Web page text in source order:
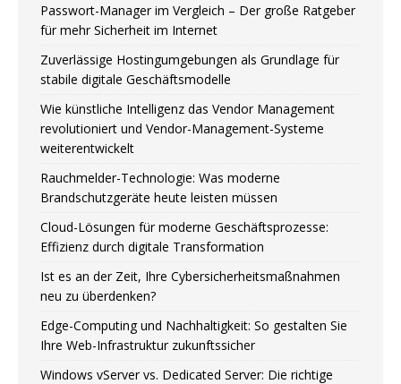
Passwort-Manager im Vergleich – Der große Ratgeber
für mehr Sicherheit im Internet
Zuverlässige Hostingumgebungen als Grundlage für
stabile digitale Geschäftsmodelle
Wie künstliche Intelligenz das Vendor Management
revolutioniert und Vendor-Management-Systeme
weiterentwickelt
Rauchmelder-Technologie: Was moderne
Brandschutzgeräte heute leisten müssen
Cloud-Lösungen für moderne Geschäftsprozesse:
Effizienz durch digitale Transformation
Ist es an der Zeit, Ihre Cybersicherheitsmaßnahmen
neu zu überdenken?
Edge-Computing und Nachhaltigkeit: So gestalten Sie
Ihre Web-Infrastruktur zukunftssicher
Windows vServer vs. Dedicated Server: Die richtige